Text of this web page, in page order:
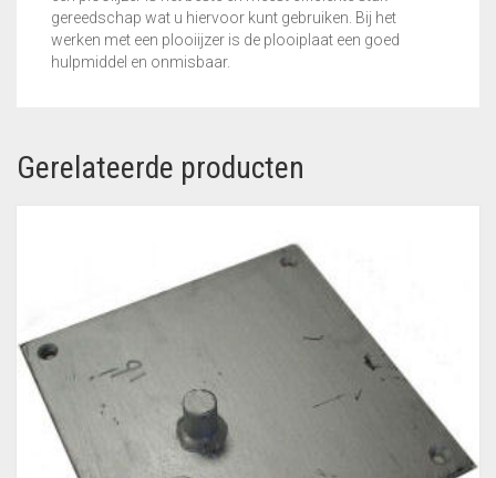
gereedschap wat u hiervoor kunt gebruiken. Bij het
werken met een plooiijzer is de plooiplaat een goed
hulpmiddel en onmisbaar.
Gerelateerde producten